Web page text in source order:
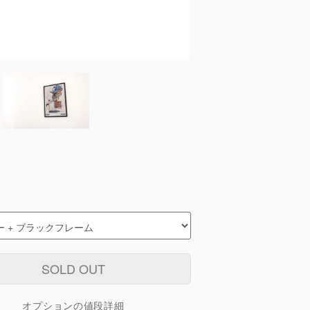
SOLD OUT
オプションの値段詳細